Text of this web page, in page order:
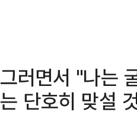
그러면서 "나는
는 단호히 맞설